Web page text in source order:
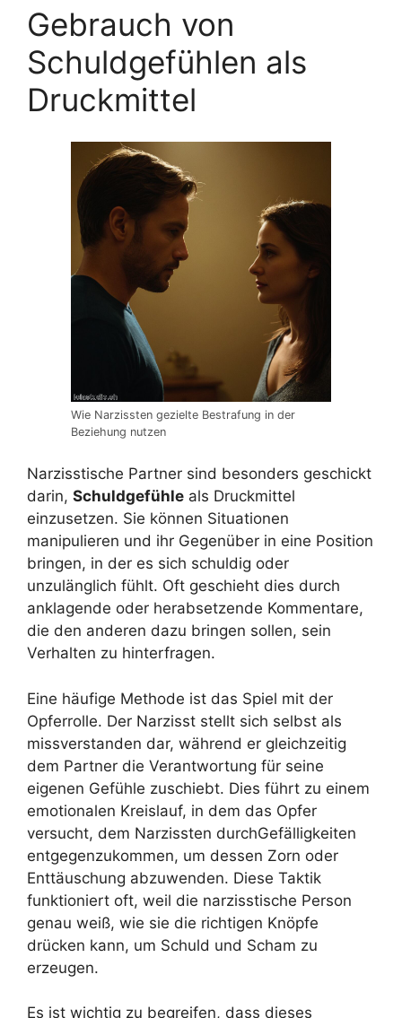
Gebrauch von
Schuldgefühlen als
Druckmittel
Wie Narzissten gezielte Bestrafung in der
Beziehung nutzen
Narzisstische Partner sind besonders geschickt
darin, Schuldgefühle als Druckmittel
einzusetzen. Sie können Situationen
manipulieren und ihr Gegenüber in eine Position
bringen, in der es sich schuldig oder
unzulänglich fühlt. Oft geschieht dies durch
anklagende oder herabsetzende Kommentare,
die den anderen dazu bringen sollen, sein
Verhalten zu hinterfragen.
Eine häufige Methode ist das Spiel mit der
Opferrolle. Der Narzisst stellt sich selbst als
missverstanden dar, während er gleichzeitig
dem Partner die Verantwortung für seine
eigenen Gefühle zuschiebt. Dies führt zu einem
emotionalen Kreislauf, in dem das Opfer
versucht, dem Narzissten durchGefälligkeiten
entgegenzukommen, um dessen Zorn oder
Enttäuschung abzuwenden. Diese Taktik
funktioniert oft, weil die narzisstische Person
genau weiß, wie sie die richtigen Knöpfe
drücken kann, um Schuld und Scham zu
erzeugen.
Es ist wichtig zu begreifen, dass dieses